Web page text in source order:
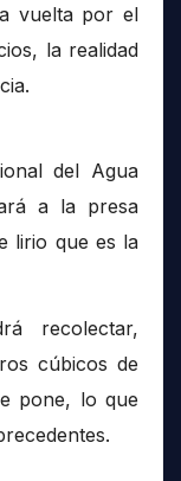
vuelta por el
la realidad
del Agua
a la presa
lirio que es la
recolectar,
cúbicos de
pone, lo que